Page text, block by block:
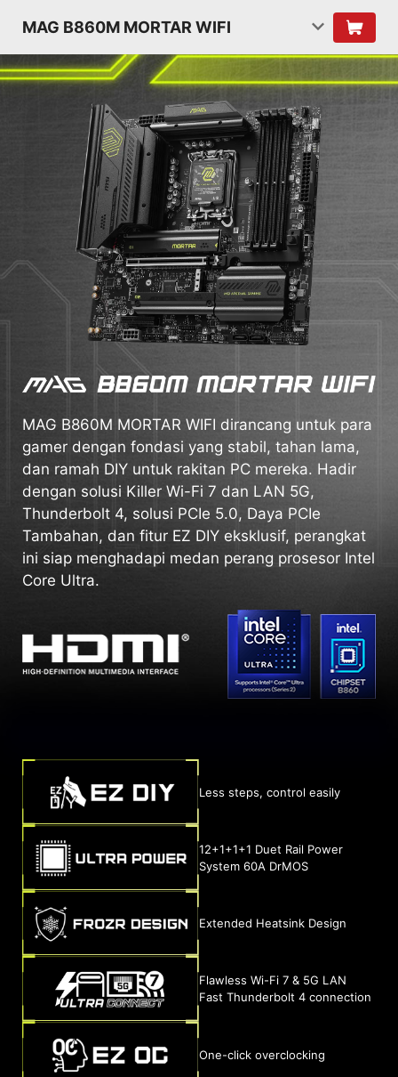
MAG B860M MORTAR WIFI
MAG B860M MORTAR WIFI dirancang untuk para
gamer dengan fondasi yang stabil, tahan lama,
dan ramah DIY untuk rakitan PC mereka. Hadir
dengan solusi Killer Wi-Fi 7 dan LAN 5G,
Thunderbolt 4, solusi PCIe 5.0, Daya PCIe
Tambahan, dan fitur EZ DIY eksklusif, perangkat
ini siap menghadapi medan perang prosesor Intel
Core Ultra.
Less steps, control easily
12+1+1+1 Duet Rail Power
System 60A DrMOS
Extended Heatsink Design
Flawless Wi-Fi 7 & 5G LAN
Fast Thunderbolt 4 connection
One-click overclocking